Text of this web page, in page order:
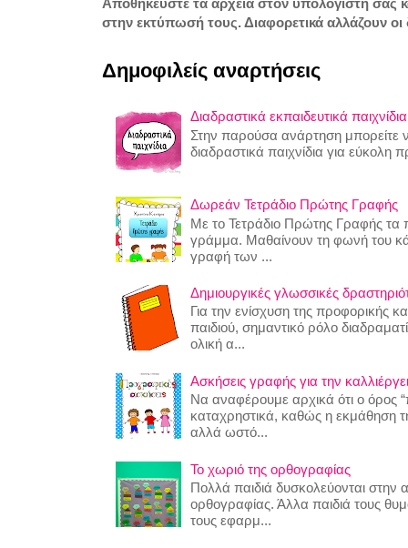
Αποθηκεύστε τα αρχεία στον υπολογιστή σας
στην εκτύπωσή τους. Διαφορετικά αλλάζουν οι
Δημοφιλείς αναρτήσεις
Διαδραστικά εκπαιδευτικά παιχνίδια
Στην παρούσα ανάρτηση μπορείτε
διαδραστικά παιχνίδια για εύκολη
Δωρεάν Τετράδιο Πρώτης Γραφής
Με το Τετράδιο Πρώτης Γραφής τα
γράμμα. Μαθαίνουν τη φωνή του
γραφή των ...
Δημιουργικές γλωσσικές
Για την ενίσχυση της προφορικής
παιδιού, σημαντικό ρόλο
ολική α...
Ασκήσεις γραφής για την
Να αναφέρουμε αρχικά ότι ο όρος
καταχρηστικά, καθώς η εκμάθηση
αλλά ωστό...
Το χωριό της ορθογραφίας
Πολλά παιδιά δυσκολεύονται
ορθογραφίας. Άλλα παιδιά τους
τους εφαρμ...